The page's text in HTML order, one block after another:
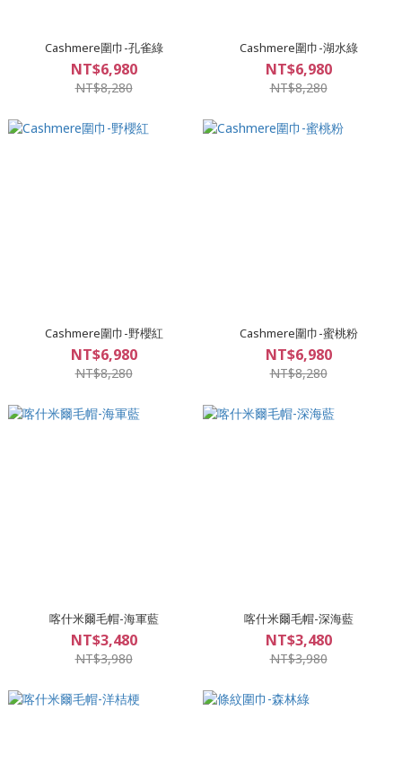
Cashmere圍巾-孔雀綠
NT$6,980
NT$8,280
Cashmere圍巾-湖水綠
NT$6,980
NT$8,280
Cashmere圍巾-野櫻紅
NT$6,980
NT$8,280
Cashmere圍巾-蜜桃粉
NT$6,980
NT$8,280
喀什米爾毛帽-海軍藍
NT$3,480
NT$3,980
喀什米爾毛帽-深海藍
NT$3,480
NT$3,980